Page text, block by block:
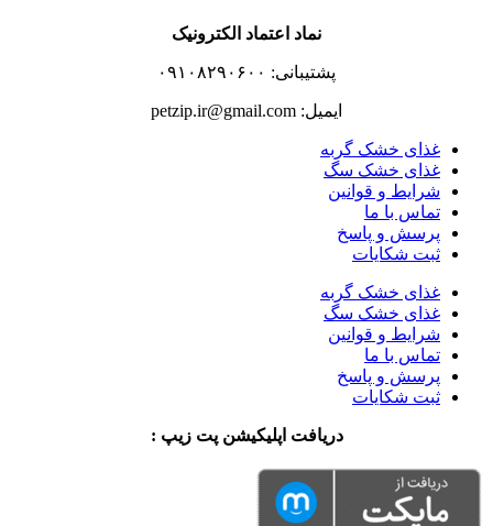
نماد اعتماد الکترونیک
پشتیبانی: ۰۹۱۰۸۲۹۰۶۰۰
ایمیل: petzip.ir@gmail.com
غذای خشک گربه
غذای خشک سگ
شرایط و قوانین
تماس با ما
پرسش و پاسخ
ثبت شکایات
غذای خشک گربه
غذای خشک سگ
شرایط و قوانین
تماس با ما
پرسش و پاسخ
ثبت شکایات
دریافت اپلیکیشن پت زیپ :